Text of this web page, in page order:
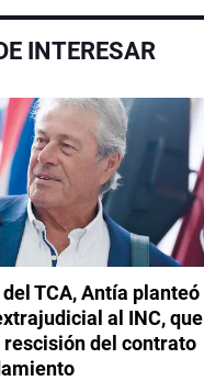
INTERESAR
TCA, Antía planteó
al INC, que
del contrato